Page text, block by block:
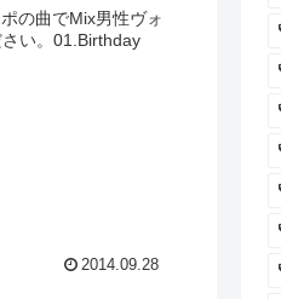
の曲でMix男性ヴォ
い。01.Birthday
2014.09.28